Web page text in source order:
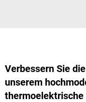
Verbessern Sie
unserem
thermoelektrische